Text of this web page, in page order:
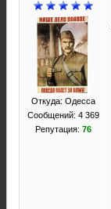
Откуда: Одесса
Сообщений: 4 369
Репутация: 76